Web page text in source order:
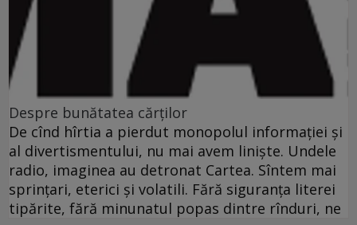
Despre bunătatea cărţilor
De cînd hîrtia a pierdut monopolul informaţiei şi
al divertismentului, nu mai avem linişte. Undele
radio, imaginea au detronat Cartea. Sîntem mai
sprinţari, eterici şi volatili. Fără siguranţa literei
tipărite, fără minunatul popas dintre rînduri, ne